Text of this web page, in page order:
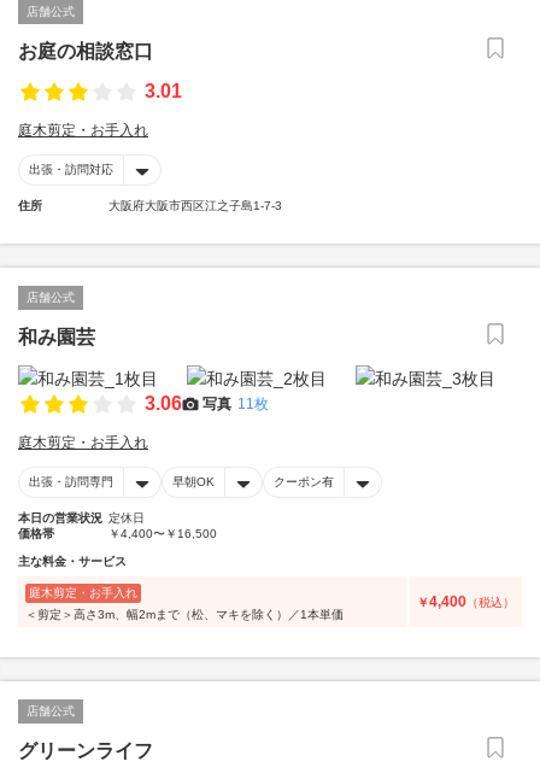
店舗公式
お庭の相談窓口
3.01
庭木剪定・お手入れ
出張・訪問対応
住所 大阪府大阪市西区江之子島1-7-3
店舗公式
和み園芸
3.06 写真 11枚
庭木剪定・お手入れ
出張・訪問専門 早朝OK クーポン有
本日の営業状況 定休日
価格帯
￥4,400〜￥16,500
主な料金・サービス
庭木剪定・お手入れ
＜剪定＞高さ3m、幅2mまで（松、マキを除く）／1本単価
￥4,400 （税込）
店舗公式
グリーンライフ